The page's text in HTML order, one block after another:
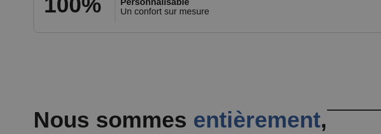
Un confort sur mesure
Nous sommes entièrement,